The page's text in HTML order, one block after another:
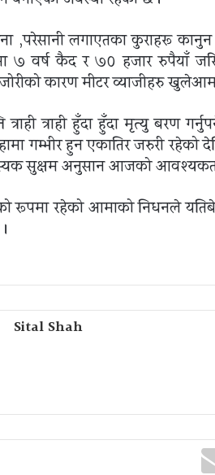
,परेसानी लगाएतका कुराहरू
७ वर्ष कैद र ७० हजार रुपैयाँ
कारण मीटर व्याजीहरु
त्राही त्राही हुँदा हुँदा मृत्यु बरण
गम्भीर हुन एकातिर जरुरी रहेको
सुक्षम अनुसन्धान आजको आवश्यकता
रूपमा रहेको आमाको निधनले
Sital Shah